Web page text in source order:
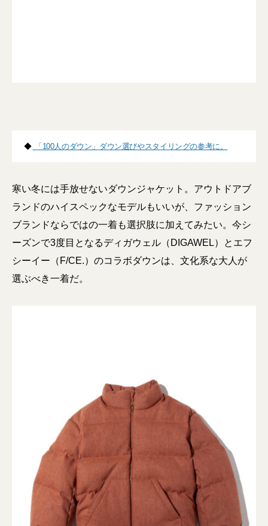
◆ 「100人のダウン」ダウン選びやスタイリングの参考に。
寒い冬には手放せないダウンジャケット。アウトドアブ
ランドのハイスペックなモデルもいいが、ファッション
ブランドならではの一着も選択肢に加えてみたい。今シ
ーズンで3度目となるディガウェル（DIGAWEL）とエフ
シーイー（F/CE.）のコラボダウンは、文化系な大人が
選ぶべき一着だ。